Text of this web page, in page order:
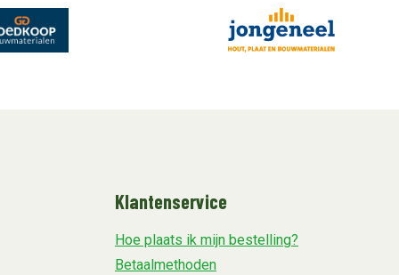
Klantenservice
Hoe plaats ik mijn bestelling?
Betaalmethoden